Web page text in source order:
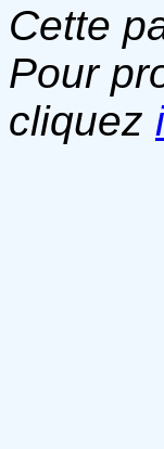
Cette
Pour
cliquez